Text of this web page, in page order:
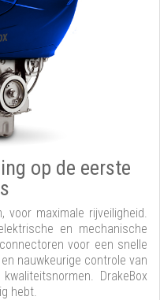
op de eerste
maximale rijveiligheid.
en mechanische
voor een snelle
nauwkeurige controle van
DrakeBox
hebt.